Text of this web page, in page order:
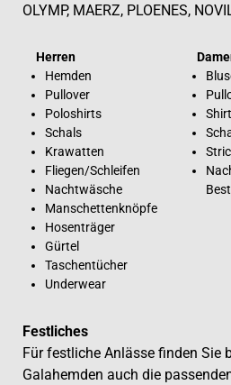
OLYMP, MAERZ, PLOENES,
Herren
Hemden
Pullover
Poloshirts
Schals
Krawatten
Fliegen/Schleifen
Nachtwäsche
Manschettenknöpfe
Hosenträger
Gürtel
Taschentücher
Underwear
Festliches
Für festliche Anlässe finden Sie
Galahemden auch die